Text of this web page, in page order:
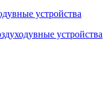
устройства
устройства